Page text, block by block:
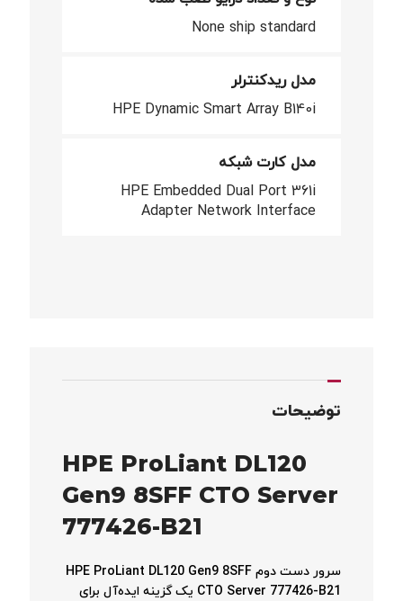
None ship standard
مدل ریدکنترلر
HPE Dynamic Smart Array B140i
مدل کارت شبکه
HPE Embedded Dual Port 361i
Adapter Network Interface
توضیحات
HPE ProLiant DL120
Gen9 8SFF CTO Server
777426-B21
سرور دست دوم HPE ProLiant DL120 Gen9 8SFF
CTO Server 777426-B21 یک گزینه ایده‌آل برای